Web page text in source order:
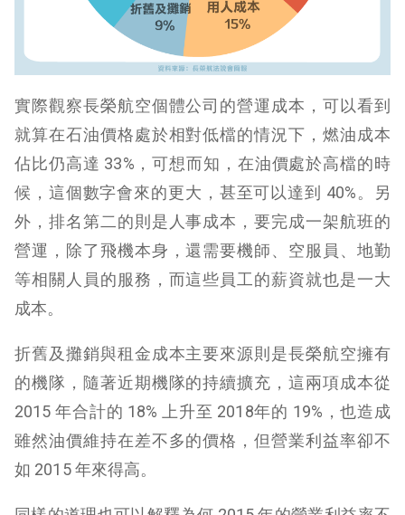
實際觀察長榮航空個體公司的營運成本，可以看到
就算在石油價格處於相對低檔的情況下，燃油成本
佔比仍高達 33%，可想而知，在油價處於高檔的時
候，這個數字會來的更大，甚至可以達到 40%。另
外，排名第二的則是人事成本，要完成一架航班的
營運，除了飛機本身，還需要機師、空服員、地勤
等相關人員的服務，而這些員工的薪資就也是一大
成本。
折舊及攤銷與租金成本主要來源則是長榮航空擁有
的機隊，隨著近期機隊的持續擴充，這兩項成本從
2015 年合計的 18% 上升至 2018年的 19%，也造成
雖然油價維持在差不多的價格，但營業利益率卻不
如 2015 年來得高。